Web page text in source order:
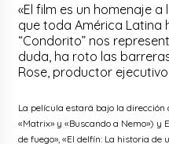
«El film es un homenaje
que toda América Latina
“Condorito” nos
duda, ha roto las
Rose, productor
La película estará bajo la
«Matrix» y «Buscando a Nemo») y
de fuego», «El delfín: La historia